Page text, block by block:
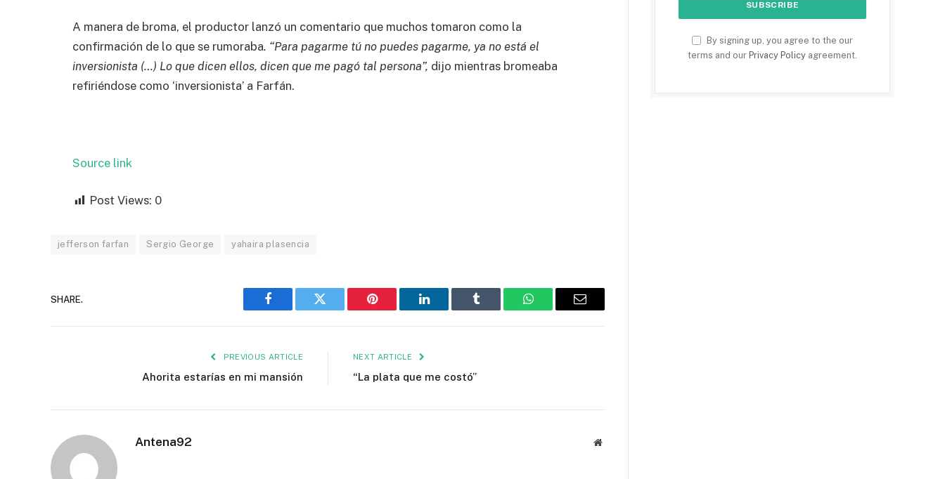
A manera de broma, el productor lanzó un comentario que muchos tomaron como la
confirmación de lo que se rumoraba. “Para pagarme tú no puedes pagarme, ya no está el
inversionista (…) Lo que dicen ellos, dicen que me pagó tal persona”, dijo mientras bromeaba
refiriéndose como ‘inversionista’ a Farfán.
Source link
Post Views: 0
jefferson farfan Sergio George yahaira plasencia
SHARE.
Facebook Twitter Pinterest LinkedIn Tumblr WhatsAppEmail
PREVIOUS ARTICLE
Ahorita estarías en mi mansión
NEXT ARTICLE
“La plata que me costó”
Antena92 Website
By signing up, you agree to the our
terms and our Privacy Policy agreement.